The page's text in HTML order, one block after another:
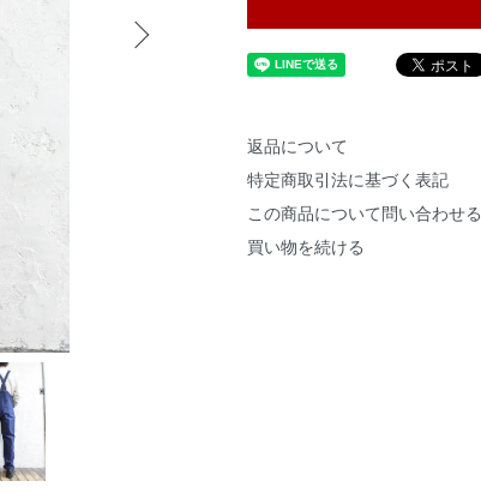
返品について
特定商取引法に基づく表記
この商品について問い合わせる
買い物を続ける